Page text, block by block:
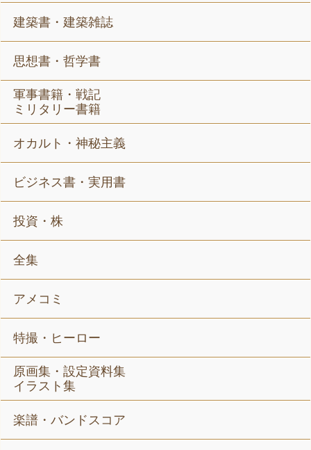
建築書・建築雑誌
思想書・哲学書
軍事書籍・戦記
ミリタリー書籍
オカルト・神秘主義
ビジネス書・実用書
投資・株
全集
アメコミ
特撮・ヒーロー
原画集・設定資料集
イラスト集
楽譜・バンドスコア